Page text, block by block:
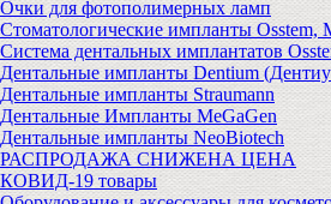
Очки для фотополимерных ламп
Стоматологические импланты Osstem,
Система дентальных имплантатов
Дентальные импланты Dentium
Дентальные импланты Straumann
Дентальные Импланты MeGaGen
Дентальные импланты NeoBiotech
РАСПРОДАЖА СНИЖЕНА ЦЕНА
КОВИД-19 товары